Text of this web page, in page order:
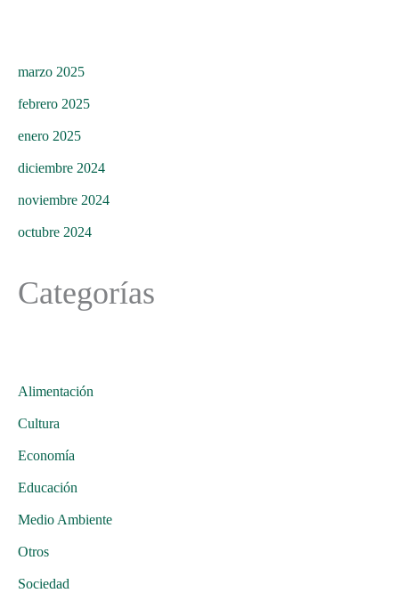
marzo 2025
febrero 2025
enero 2025
diciembre 2024
noviembre 2024
octubre 2024
Categorías
Alimentación
Cultura
Economía
Educación
Medio Ambiente
Otros
Sociedad